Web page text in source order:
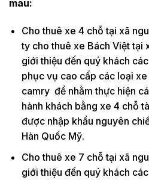
mau:
Cho thuê xe 4 chỗ tại xã
ty cho thuê xe Bách Việt tại
giới thiệu đến quý khách
phục vụ cao cấp các loại
camry để nhằm thực hiện
hành khách bằng xe 4 chỗ
được nhập khẩu nguyên
Hàn Quốc Mỹ.
Cho thuê xe 7 chỗ tại xã
giới thiệu đến quý khách